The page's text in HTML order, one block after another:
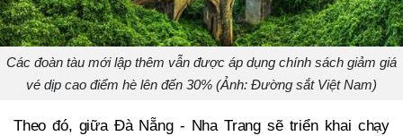
Các đoàn tàu mới lập thêm vẫn được áp dụng chính sách giảm giá
vé dịp cao điểm hè lên đến 30% (Ảnh: Đường sắt Việt Nam)
Theo đó, giữa Đà Nẵng - Nha Trang sẽ triển khai chạy